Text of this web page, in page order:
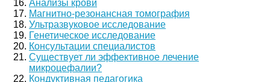
Анализы крови
Магнитно-резонансная томография
Ультразвуковое исследование
Генетическое исследование
Консультации специалистов
Существует ли эффективное лечение
микроцефалии?
Кондуктивная педагогика